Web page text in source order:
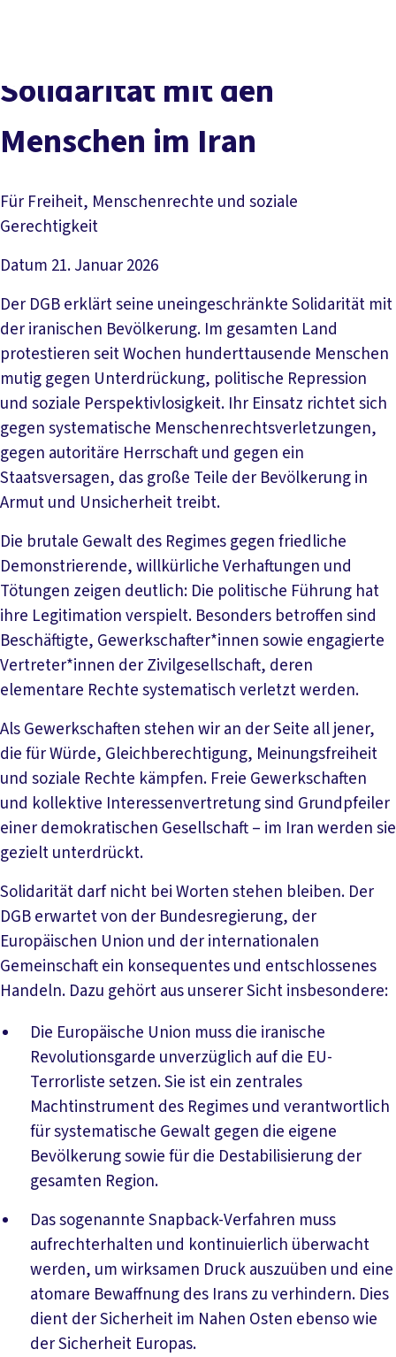
Service
Mitmachen
Solidarität mit den
Menschen im Iran
Für Freiheit, Menschenrechte und soziale
Gerechtigkeit
Datum 21. Januar 2026
Der DGB erklärt seine uneingeschränkte Solidarität mit
der iranischen Bevölkerung. Im gesamten Land
protestieren seit Wochen hunderttausende Menschen
mutig gegen Unterdrückung, politische Repression
und soziale Perspektivlosigkeit. Ihr Einsatz richtet sich
gegen systematische Menschenrechtsverletzungen,
gegen autoritäre Herrschaft und gegen ein
Staatsversagen, das große Teile der Bevölkerung in
Armut und Unsicherheit treibt.
Die brutale Gewalt des Regimes gegen friedliche
Demonstrierende, willkürliche Verhaftungen und
Tötungen zeigen deutlich: Die politische Führung hat
ihre Legitimation verspielt. Besonders betroffen sind
Beschäftigte, Gewerkschafter*innen sowie engagierte
Vertreter*innen der Zivilgesellschaft, deren
elementare Rechte systematisch verletzt werden.
Als Gewerkschaften stehen wir an der Seite all jener,
die für Würde, Gleichberechtigung, Meinungsfreiheit
und soziale Rechte kämpfen. Freie Gewerkschaften
und kollektive Interessenvertretung sind Grundpfeiler
einer demokratischen Gesellschaft – im Iran werden sie
gezielt unterdrückt.
Solidarität darf nicht bei Worten stehen bleiben. Der
DGB erwartet von der Bundesregierung, der
Europäischen Union und der internationalen
Gemeinschaft ein konsequentes und entschlossenes
Handeln. Dazu gehört aus unserer Sicht insbesondere:
Die Europäische Union muss die iranische
Revolutionsgarde unverzüglich auf die EU-
Terrorliste setzen. Sie ist ein zentrales
Machtinstrument des Regimes und verantwortlich
für systematische Gewalt gegen die eigene
Bevölkerung sowie für die Destabilisierung der
gesamten Region.
Das sogenannte Snapback-Verfahren muss
aufrechterhalten und kontinuierlich überwacht
werden, um wirksamen Druck auszuüben und eine
atomare Bewaffnung des Irans zu verhindern. Dies
dient der Sicherheit im Nahen Osten ebenso wie
der Sicherheit Europas.